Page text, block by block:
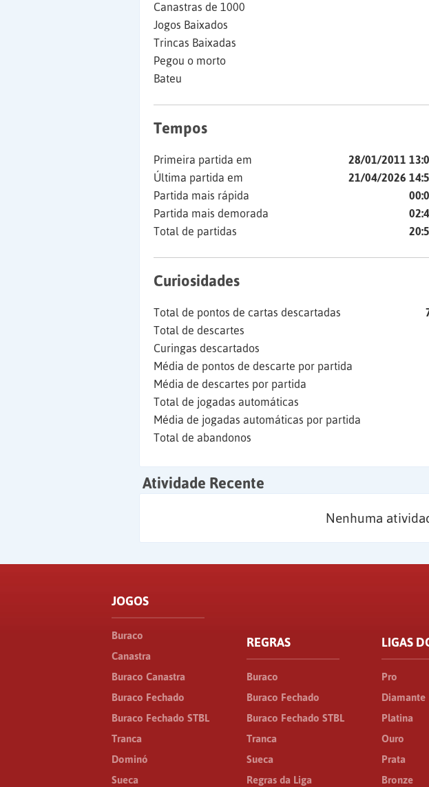
Canastras de 1000
Jogos Baixados
Trincas Baixadas
Pegou o morto
Bateu
Tempos
Primeira partida em
28/01/2011
Última partida em
21/04/2026
Partida mais rápida
Partida mais demorada
Total de partidas
Curiosidades
Total de pontos de cartas descartadas
Total de descartes
Curingas descartados
Média de pontos de descarte por partida
Média de descartes por partida
Total de jogadas automáticas
Média de jogadas automáticas por partida
Total de abandonos
Atividade Recente
Nenhuma
JOGOS
Buraco
Canastra
Buraco Canastra
Buraco Fechado
Buraco Fechado STBL
Tranca
Dominó
Sueca
REGRAS
Buraco
Buraco Fechado
Buraco Fechado STBL
Tranca
Sueca
Regras da Liga
LIGAS
Pro
Diamante
Platina
Ouro
Prata
Bronze